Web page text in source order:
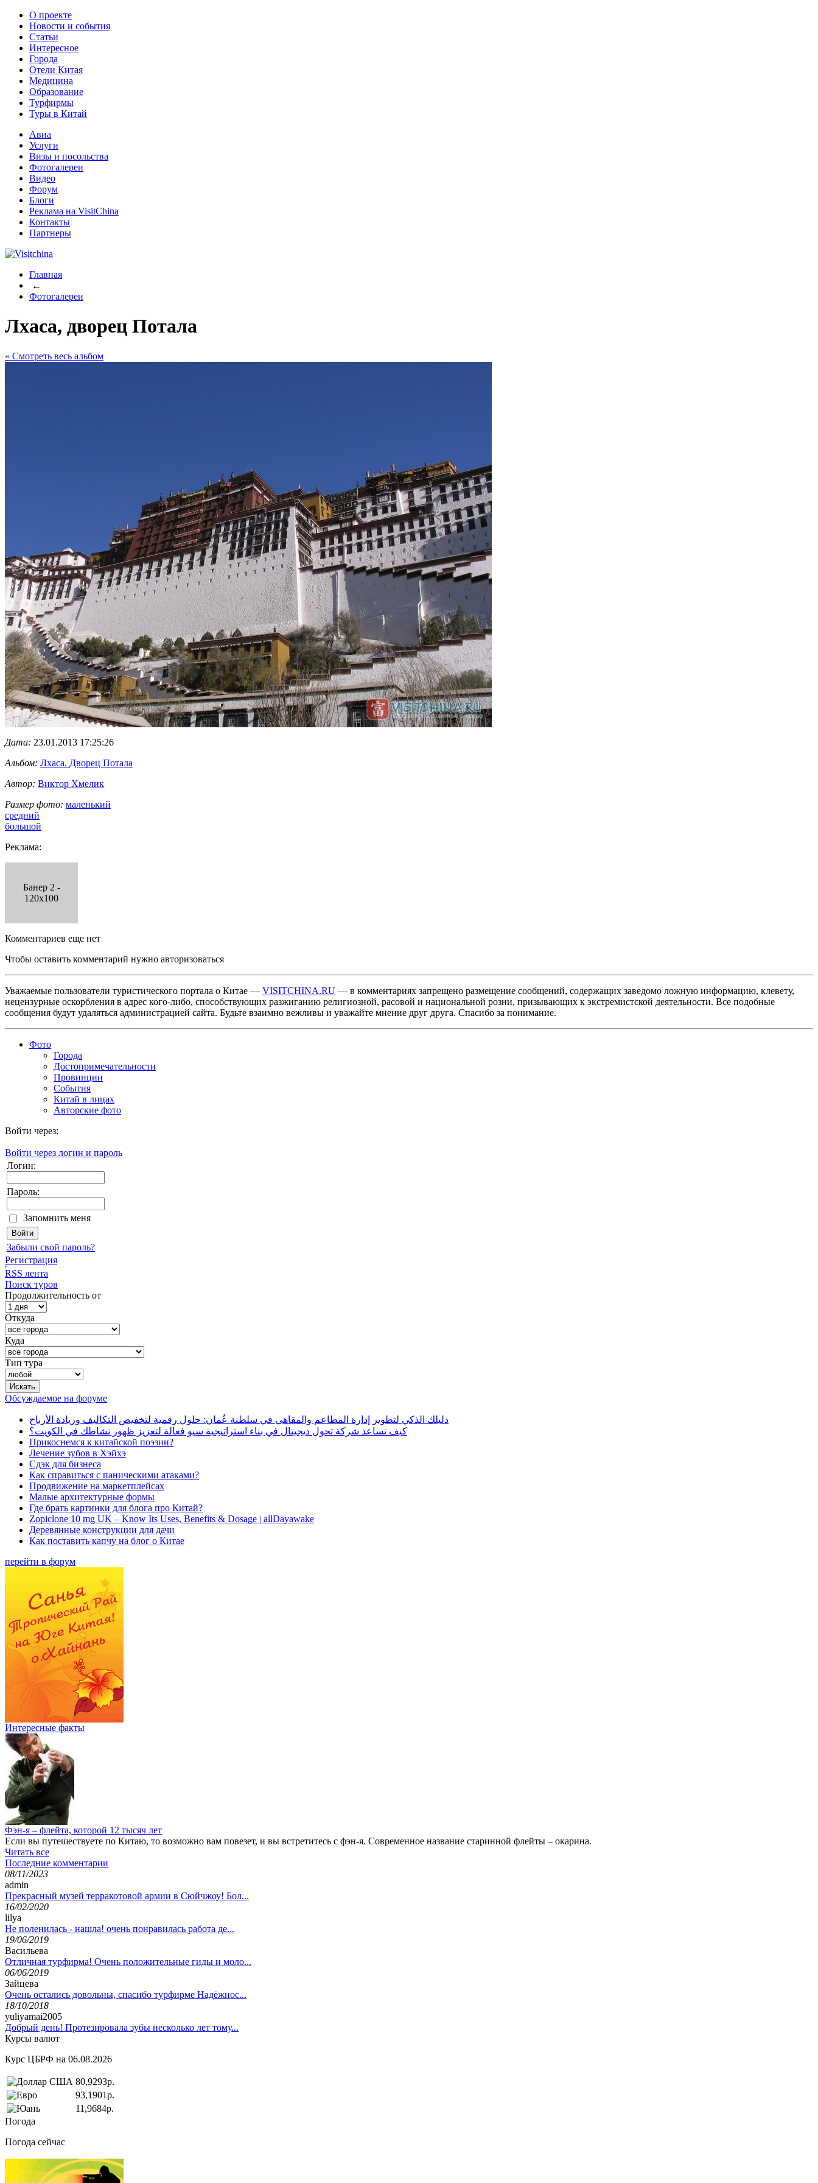
О проекте
Новости и события
Статьи
Интересное
Города
Отели Китая
Медицина
Образование
Турфирмы
Туры в Китай
Авиа
Услуги
Визы и посольства
Фотогалереи
Видео
Форум
Блоги
Реклама на VisitChina
Контакты
Партнеры
Главная
←
Фотогалереи
Лхаса, дворец Потала
« Cмотреть весь альбом
Дата: 23.01.2013 17:25:26
Альбом: Лхаса. Дворец Потала
Автор: Виктор Хмелик
Размер фото: маленький
средний
большой
Реклама:
Банер 2 -
120x100
Комментариев еще нет
Чтобы оставить комментарий нужно авторизоваться
Уважаемые пользователи туристического портала о Китае — VISITCHINA.RU — в комментариях запрещено размещение сообщений, содержащих заведомо ложную информацию, клевету,
нецензурные оскорбления в адрес кого-либо, способствующих разжиганию религиозной, расовой и национальной розни, призывающих к экстремистской деятельности. Все подобные
сообщения будут удаляться администрацией сайта. Будьте взаимно вежливы и уважайте мнение друг друга. Спасибо за понимание.
Фото
Города
Достопримечательности
Провинции
События
Китай в лицах
Авторские фото
Войти через:
Войти через логин и пароль
Логин:
Пароль:
Запомнить меня
Забыли свой пароль?
Регистрация
RSS лента
Поиск туров
Продолжительность от
Откуда
Куда
Тип тура
Обсуждаемое на форуме
دليلك الذكي لتطوير إدارة المطاعم والمقاهي في سلطنة عُمان: حلول رقمية لتخفيض التكاليف وزيادة الأرباح
كيف تساعد شركة تحول ديجيتال في بناء استراتيجية سيو فعالة لتعزيز ظهور نشاطك في الكويت؟
Прикоснемся к китайской поэзии?
Лечение зубов в Хэйхэ
Сдэк для бизнеса
Как справиться с паническими атаками?
Продвижение на маркетплейсах
Малые архитектурные формы
Где брать картинки для блога про Китай?
Zopiclone 10 mg UK – Know Its Uses, Benefits & Dosage | allDayawake
Деревянные конструкции для дачи
Как поставить капчу на блог о Китае
перейти в форум
Интересные факты
Фэн-я – флейта, которой 12 тысяч лет
Если вы путешествуете по Китаю, то возможно вам повезет, и вы встретитесь с фэн-я. Современное название старинной флейты – окарина.
Читать все
Последние комментарии
08/11/2023
admin
Прекрасный музей терракотовой армии в Сюйчжоу! Бол...
16/02/2020
lilya
Не поленилась - нашла! очень понравилась работа де...
19/06/2019
Васильева
Отличная турфирма! Очень положительные гиды и моло...
06/06/2019
Зайцева
Очень остались довольны, спасибо турфирме Надёжнос...
18/10/2018
yuliyamai2005
Добрый день! Протезировала зубы несколько лет тому...
Курсы валют
Курс ЦБРФ на 06.08.2026
80,9293р.
93,1901р.
11,9684р.
Погода
Погода сейчас